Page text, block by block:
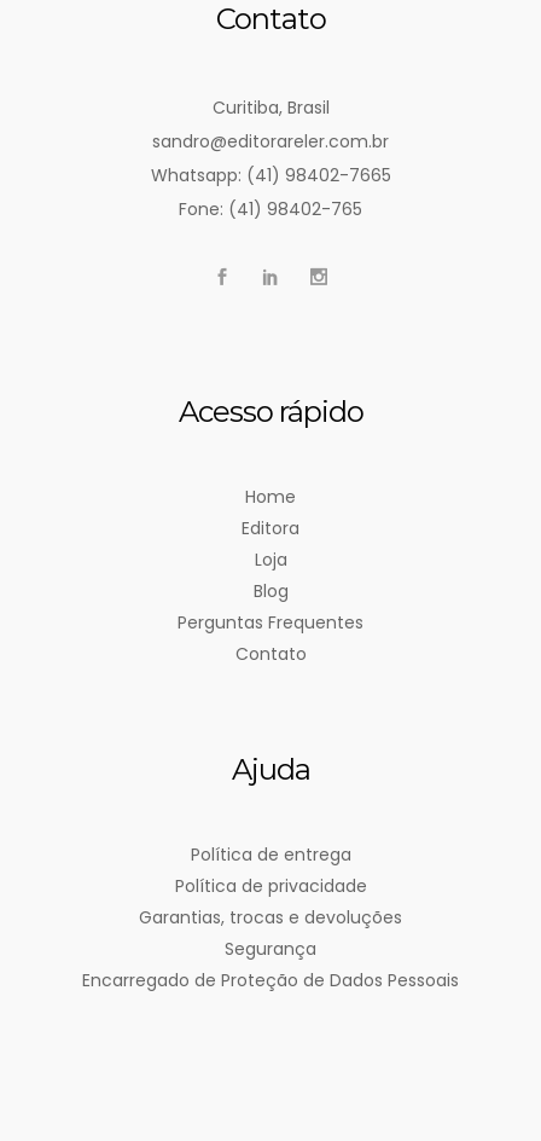
Contato
Curitiba, Brasil
sandro@editorareler.com.br
Whatsapp: (41) 98402-7665
Fone: (41) 98402-765
Acesso rápido
Home
Editora
Loja
Blog
Perguntas Frequentes
Contato
Ajuda
Política de entrega
Política de privacidade
Garantias, trocas e devoluções
Segurança
Encarregado de Proteção de Dados Pessoais